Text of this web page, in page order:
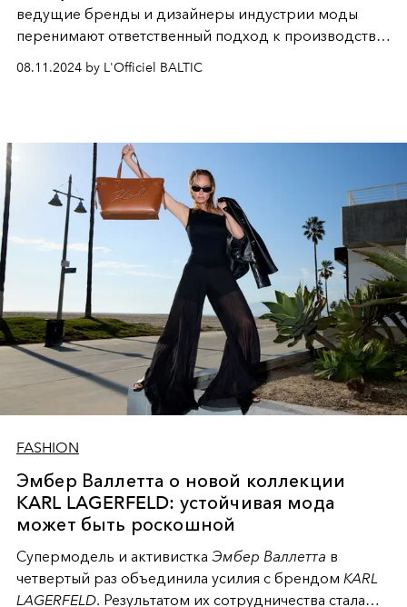
ведущие бренды и дизайнеры индустрии моды
перенимают ответственный подход к производству
своей продукции. Экологичность, этичность и
осознанное потребление становятся новыми
08.11.2024 by L'Officiel BALTIC
FASHION
Эмбер Валлетта о новой коллекции
KARL LAGERFELD: устойчивая мода
может быть роскошной
Супермодель и активистка Эмбер Валлетта в
четвертый раз объединила усилия с брендом KARL
LAGERFELD. Результатом их сотрудничества стала